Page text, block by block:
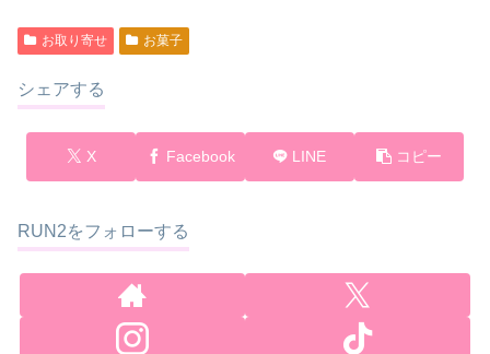
お取り寄せ お菓子
シェアする
X Facebook LINE コピー
RUN2をフォローする